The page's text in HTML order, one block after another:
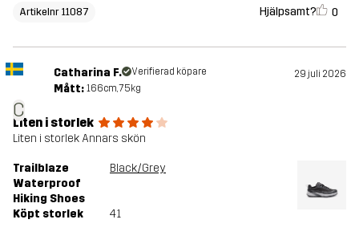
Artikelnr 11087 Hjälpsamt? 0
C
Catharina F. Verifierad köpare 29 juli 2026
Mått: 166cm, 75kg
Liten i storlek
Liten i storlek Annars skön
Trailblaze
Waterproof
Hiking Shoes
Black/Grey
Köpt storlek 41